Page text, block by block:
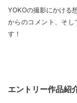
YOKOの撮影にかける
からのコメント、そし
す！
エントリー作品紹